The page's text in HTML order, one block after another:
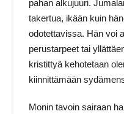
pahan alkujuuri.
takertua, ikään kuin
odotettavissa. Hän voi
perustarpeet tai
kristittyä kehotetaan
kiinnittämään
Monin tavoin sairaan